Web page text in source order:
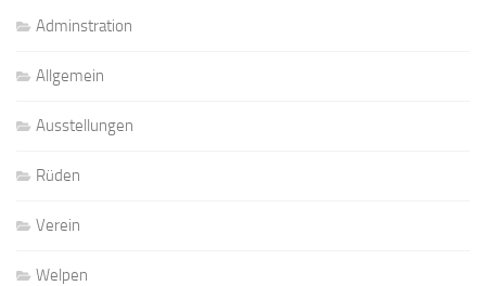
Adminstration
Allgemein
Ausstellungen
Rüden
Verein
Welpen